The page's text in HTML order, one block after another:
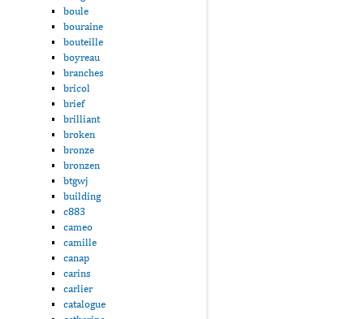
boule
bouraine
bouteille
boyreau
branches
bricol
brief
brilliant
broken
bronze
bronzen
btgwj
building
c883
cameo
camille
canap
carins
carlier
catalogue